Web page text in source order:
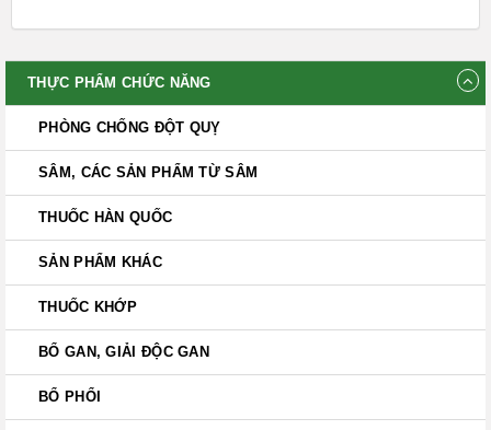
THỰC PHẨM CHỨC NĂNG
PHÒNG CHỐNG ĐỘT QUỴ
SÂM, CÁC SẢN PHẨM TỪ SÂM
THUỐC HÀN QUỐC
SẢN PHẨM KHÁC
THUỐC KHỚP
BỔ GAN, GIẢI ĐỘC GAN
BỔ PHỔI